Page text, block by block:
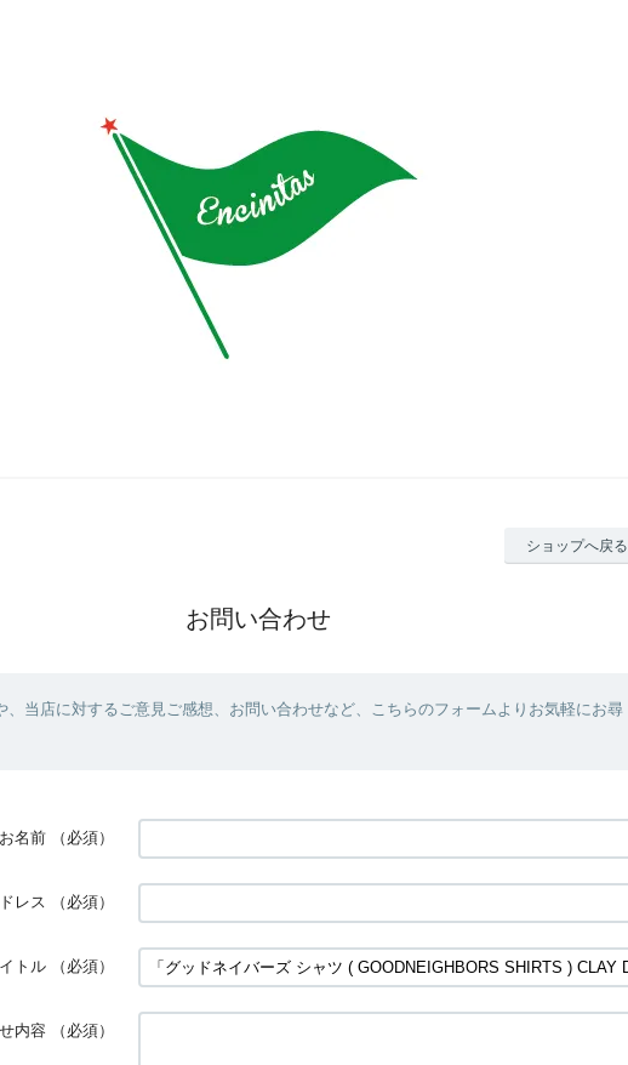
ショップへ戻る
お問い合わせ
、当店に対するご意見ご感想、お問い合わせなど、こちらのフォームよりお気軽にお尋
お名前 （必須）
レス （必須）
トル （必須）
内容 （必須）